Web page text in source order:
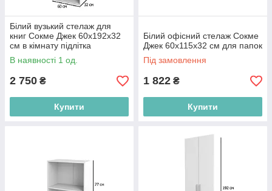
Білий вузький стелаж для
книг Сокме Джек 60х192х32
см в кімнату підлітка
В наявності 1 од.
2 750 ₴
Купити
Білий офісний стелаж Сокме
Джек 60х115х32 см для папок
Під замовлення
1 822 ₴
Купити